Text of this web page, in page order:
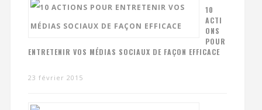
10
ACTI
ONS
POUR
ENTRETENIR VOS MÉDIAS SOCIAUX DE FAÇON EFFICACE
23 février 2015